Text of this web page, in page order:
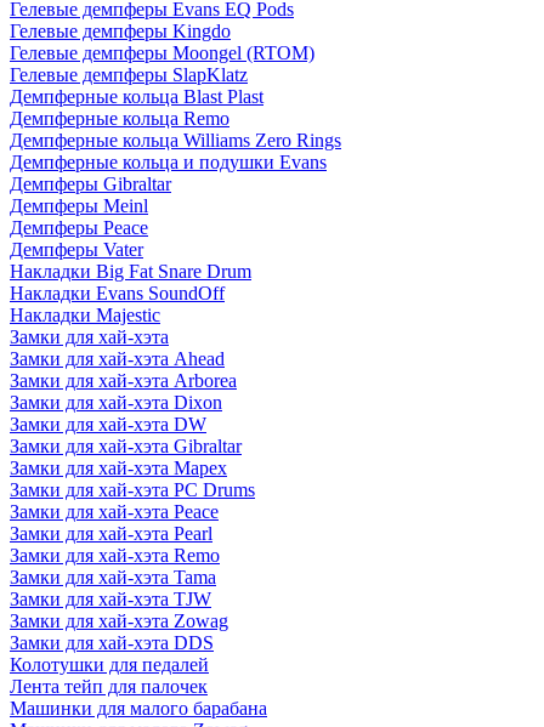
Гелевые демпферы Evans EQ Pods
Гелевые демпферы Kingdo
Гелевые демпферы Moongel (RTOM)
Гелевые демпферы SlapKlatz
Демпферные кольца Blast Plast
Демпферные кольца Remo
Демпферные кольца Williams Zero Rings
Демпферные кольца и подушки Evans
Демпферы Gibraltar
Демпферы Meinl
Демпферы Peace
Демпферы Vater
Накладки Big Fat Snare Drum
Накладки Evans SoundOff
Накладки Majestic
Замки для хай-хэта
Замки для хай-хэта Ahead
Замки для хай-хэта Arborea
Замки для хай-хэта Dixon
Замки для хай-хэта DW
Замки для хай-хэта Gibraltar
Замки для хай-хэта Mapex
Замки для хай-хэта PC Drums
Замки для хай-хэта Peace
Замки для хай-хэта Pearl
Замки для хай-хэта Remo
Замки для хай-хэта Tama
Замки для хай-хэта TJW
Замки для хай-хэта Zowag
Замки для хай-хэта DDS
Колотушки для педалей
Лента тейп для палочек
Машинки для малого барабана